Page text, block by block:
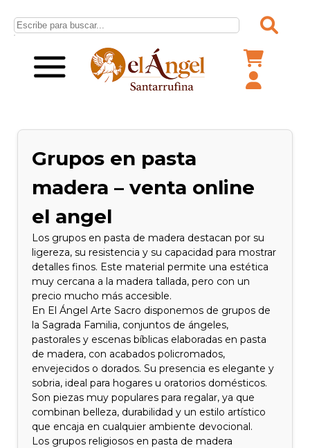
Grupos en pasta
madera – venta online
el angel
Los grupos en pasta de madera destacan por su
ligereza, su resistencia y su capacidad para mostrar
detalles finos. Este material permite una estética
muy cercana a la madera tallada, pero con un
precio mucho más accesible.
En El Ángel Arte Sacro disponemos de grupos de
la Sagrada Familia, conjuntos de ángeles,
pastorales y escenas bíblicas elaboradas en pasta
de madera, con acabados policromados,
envejecidos o dorados. Su presencia es elegante y
sobria, ideal para hogares u oratorios domésticos.
Son piezas muy populares para regalar, ya que
combinan belleza, durabilidad y un estilo artístico
que encaja en cualquier ambiente devocional.
Los grupos religiosos en pasta de madera